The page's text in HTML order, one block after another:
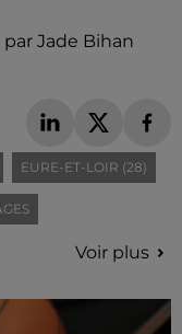
par Jade Bihan
EURE-ET-LOIR (28)
Voir plus